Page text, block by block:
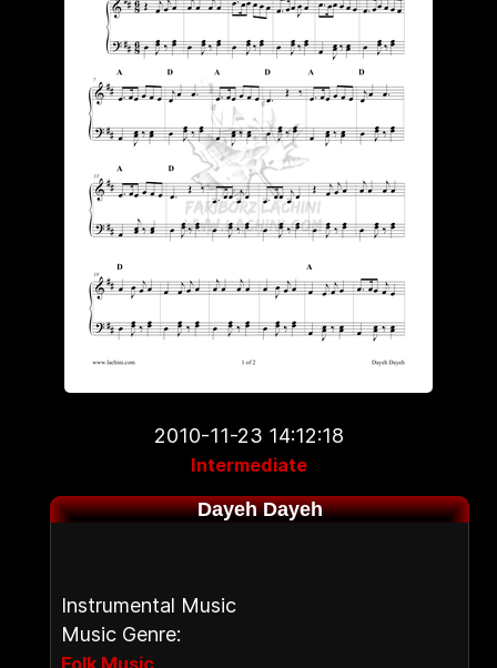
2010-11-23 14:12:18
Intermediate
Dayeh Dayeh
Instrumental Music
Music Genre:
Folk Music